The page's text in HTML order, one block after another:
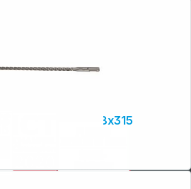
58132 NEMESIS2 SDS+ Bohrer 8x315